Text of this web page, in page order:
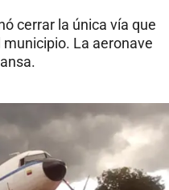
cerrar la única vía que
La aeronave